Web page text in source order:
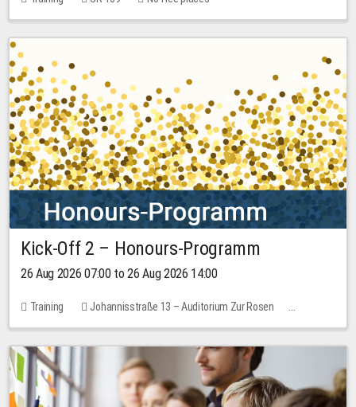
Kick-Off 2 – Honours-Programm
26 Aug 2026 07:00 to 26 Aug 2026 14:00
Training
Johannisstraße 13 – Auditorium Zur Rosen
No free places